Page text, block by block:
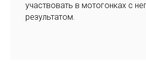
участвовать в мотогонках с
результатом.